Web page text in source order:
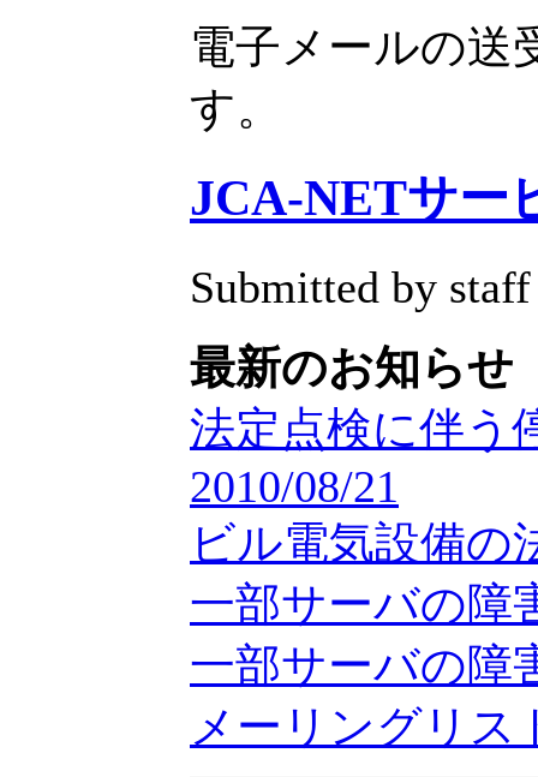
電子メールの送
す。
JCA-NETサー
Submitted by
最新のお知らせ
法定点検に伴
2010/08/21
ビル電気設備の
一部サーバの
一部サーバの
メーリングリ